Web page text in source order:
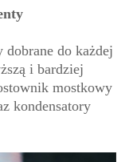
dobrane do każdej
i bardziej
mostkowy
kondensatory